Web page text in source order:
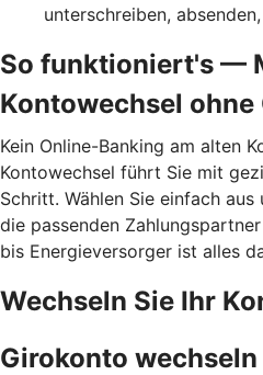
unterschreiben,
So funktioniert's —
Kontowechsel
Kein Online-Banking am alten
Kontowechsel führt Sie mit
Schritt. Wählen Sie einfach
die passenden
bis Energieversorger ist alles
Wechseln Sie Ihr
Girokonto wechseln